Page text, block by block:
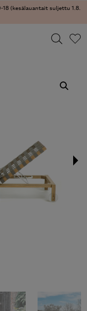
18 (kesälauantait suljettu 1.8.